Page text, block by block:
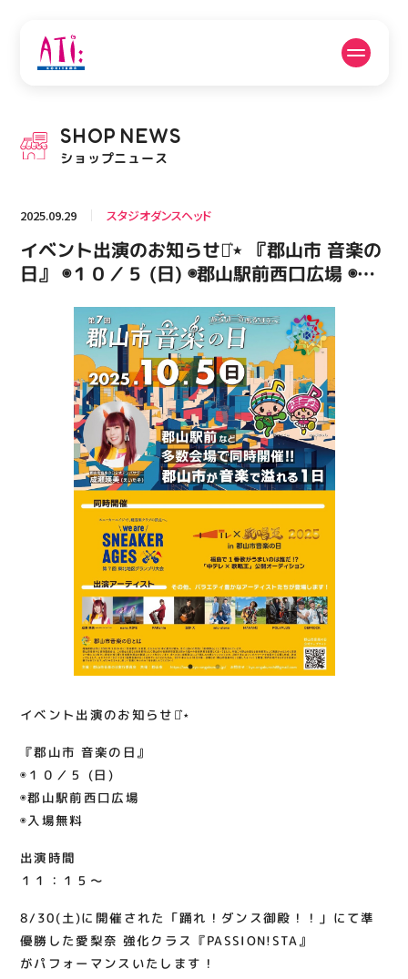
PICK UP NEWS
ピックアップニュース
フロアガイド 営業時間
ACCESS
アクセス・駐車場
RECRUIT
スタッフ募集
関連情報
お知らせ
お問い合わせ
プライバシーポリシー
サイトポリシー
運営会社
出店をご検討の方へ
テナント出店募集
アティビジョンについて
SHOP NEWS
ショップニュース
2025.09.29 スタジオダンスヘッド
イベント出演のお知らせ⋆͛⋆ 『郡山市 音楽の
日』 ◉１０／５ (日) ◉郡山駅前西口広場 ◉入
催された「踊れ！ダンス御殿！！」にて準優
勝した愛梨奈 強化クラス『PASSION!STA』
がパフォーマンスいたします！ お待ちして
おります️‍ #福島県 #郡山市 #郡山駅 #郡山駅
前 #アティ郡山 #Ati郡山 #Ati郡山5階 #ダ
ンス #ダンススタジオ #スタジオダンスへッ
ド #studiodancehead #SDH #スタジオレン
タル #プライベートレッスン #ダンスレッス
ン #dancelesson #HipHop #GirlsHipHop
#BREAKIN #LOCKIN #KPOP #KIDSDANCE
#HOUSE #JAZZ #JAZZHipHop #POP
#KRUMP #NEWJACKSWING #郡山音楽の日
イベント出演のお知らせ⋆͛⋆
『郡山市 音楽の日』
◉１０／５ (日)
◉郡山駅前西口広場
◉入場無料
出演時間
１１：１５～
8/30(土)に開催された「踊れ！ダンス御殿！！」にて準
優勝した愛梨奈 強化クラス『PASSION!STA』
がパフォーマンスいたします！